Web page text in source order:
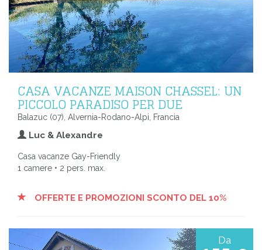
CASA VACANZE MAISON CHASSEL: UN
PICCOLO PARADISO PER DUE
Balazuc (07), Alvernia-Rodano-Alpi, Francia
Luc & Alexandre
Casa vacanze Gay-Friendly
1 camere • 2 pers. max.
OFFERTE E PROMOZIONI SCONTO DEL 10%
Da